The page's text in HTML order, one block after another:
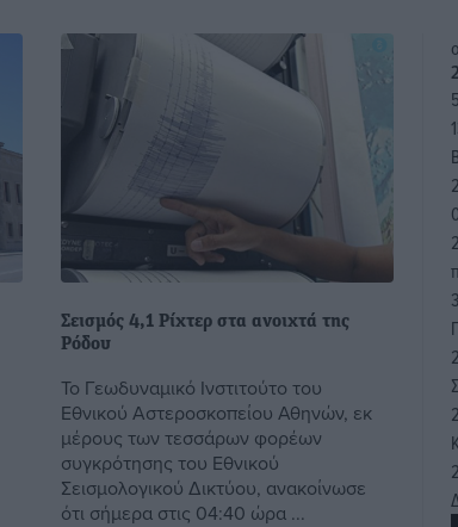
Σεισμός 4,1 Ρίχτερ στα ανοιχτά της
Ρόδου
Το Γεωδυναμικό Ινστιτούτο του
Εθνικού Αστεροσκοπείου Αθηνών, εκ
μέρους των τεσσάρων φορέων
συγκρότησης του Εθνικού
Σεισμολογικού Δικτύου, ανακοίνωσε
ότι σήμερα στις 04:40 ώρα ...